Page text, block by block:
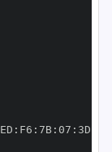
ED : F6 : 7B: 07 : 3D